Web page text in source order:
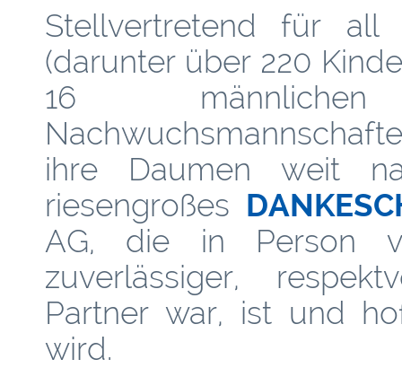
Stellvertretend für all
(darunter über 220
16
ihre Daumen weit
riesengroßes
AG, die in Person
zuverlässiger,
Partner war, ist und
wird.